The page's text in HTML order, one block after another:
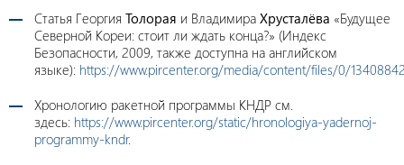
Статья Георгия Толорая и Владимира Хрусталёва «Будущее
Северной Кореи: стоит ли ждать конца?» (Индекс
Безопасности, 2009, также доступна на английском
языке): https://www.pircenter.org/media/content/files/0/
Хронологию ракетной программы КНДР см.
здесь: https://www.pircenter.org/static/hronologiya-yadernoj-
programmy-kndr.